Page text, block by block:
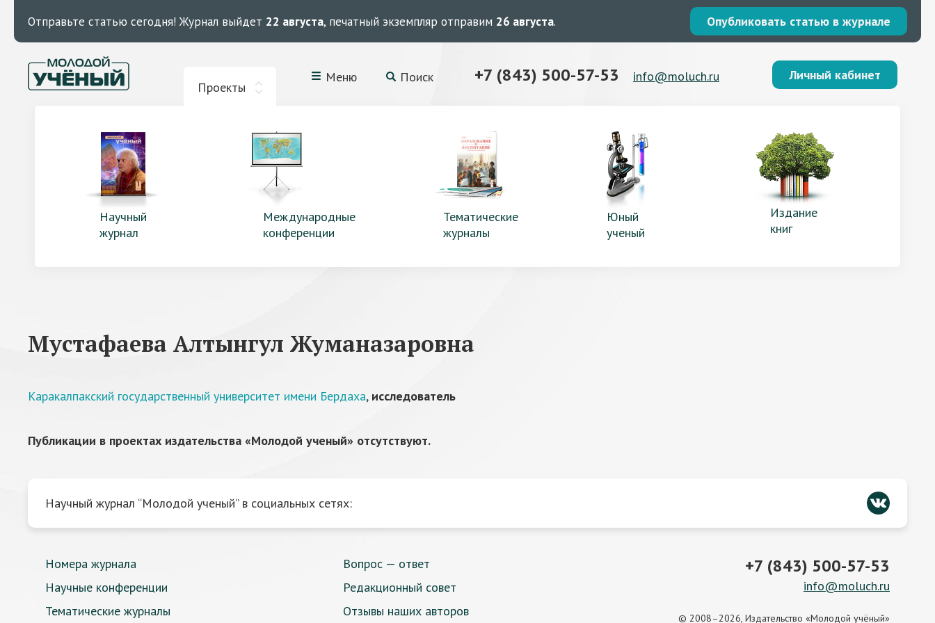
Отправьте статью сегодня! Журнал выйдет 22 августа, печатный экземпляр отправим 26 августа. Опубликовать статью в журнале
Проекты
Меню Поиск +7 (843) 500-57-53 info@moluch.ru Личный кабинет
Научный
журнал
Международные
конференции
Тематические
журналы
Юный
ученый
Издание
книг
Мустафаева Алтынгул Жуманазаровна
Каракалпакский государственный университет имени Бердаха, исследователь
Публикации в проектах издательства «Молодой ученый» отсутствуют.
Научный журнал “Молодой ученый” в социальных сетях:
Номера журнала
Научные конференции
Тематические журналы
Вопрос — ответ
Редакционный совет
Отзывы наших авторов
+7 (843) 500-57-53
info@moluch.ru
© 2008–2026, Издательство «Молодой учёный»